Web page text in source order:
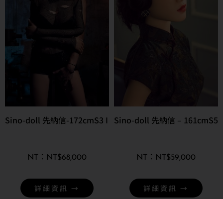
Sino-doll 先納信-172cmS3 I
NT$68,000
詳細資訊 →
Sino-doll 先納信 – 161cmS5
NT$59,000
詳細資訊 →